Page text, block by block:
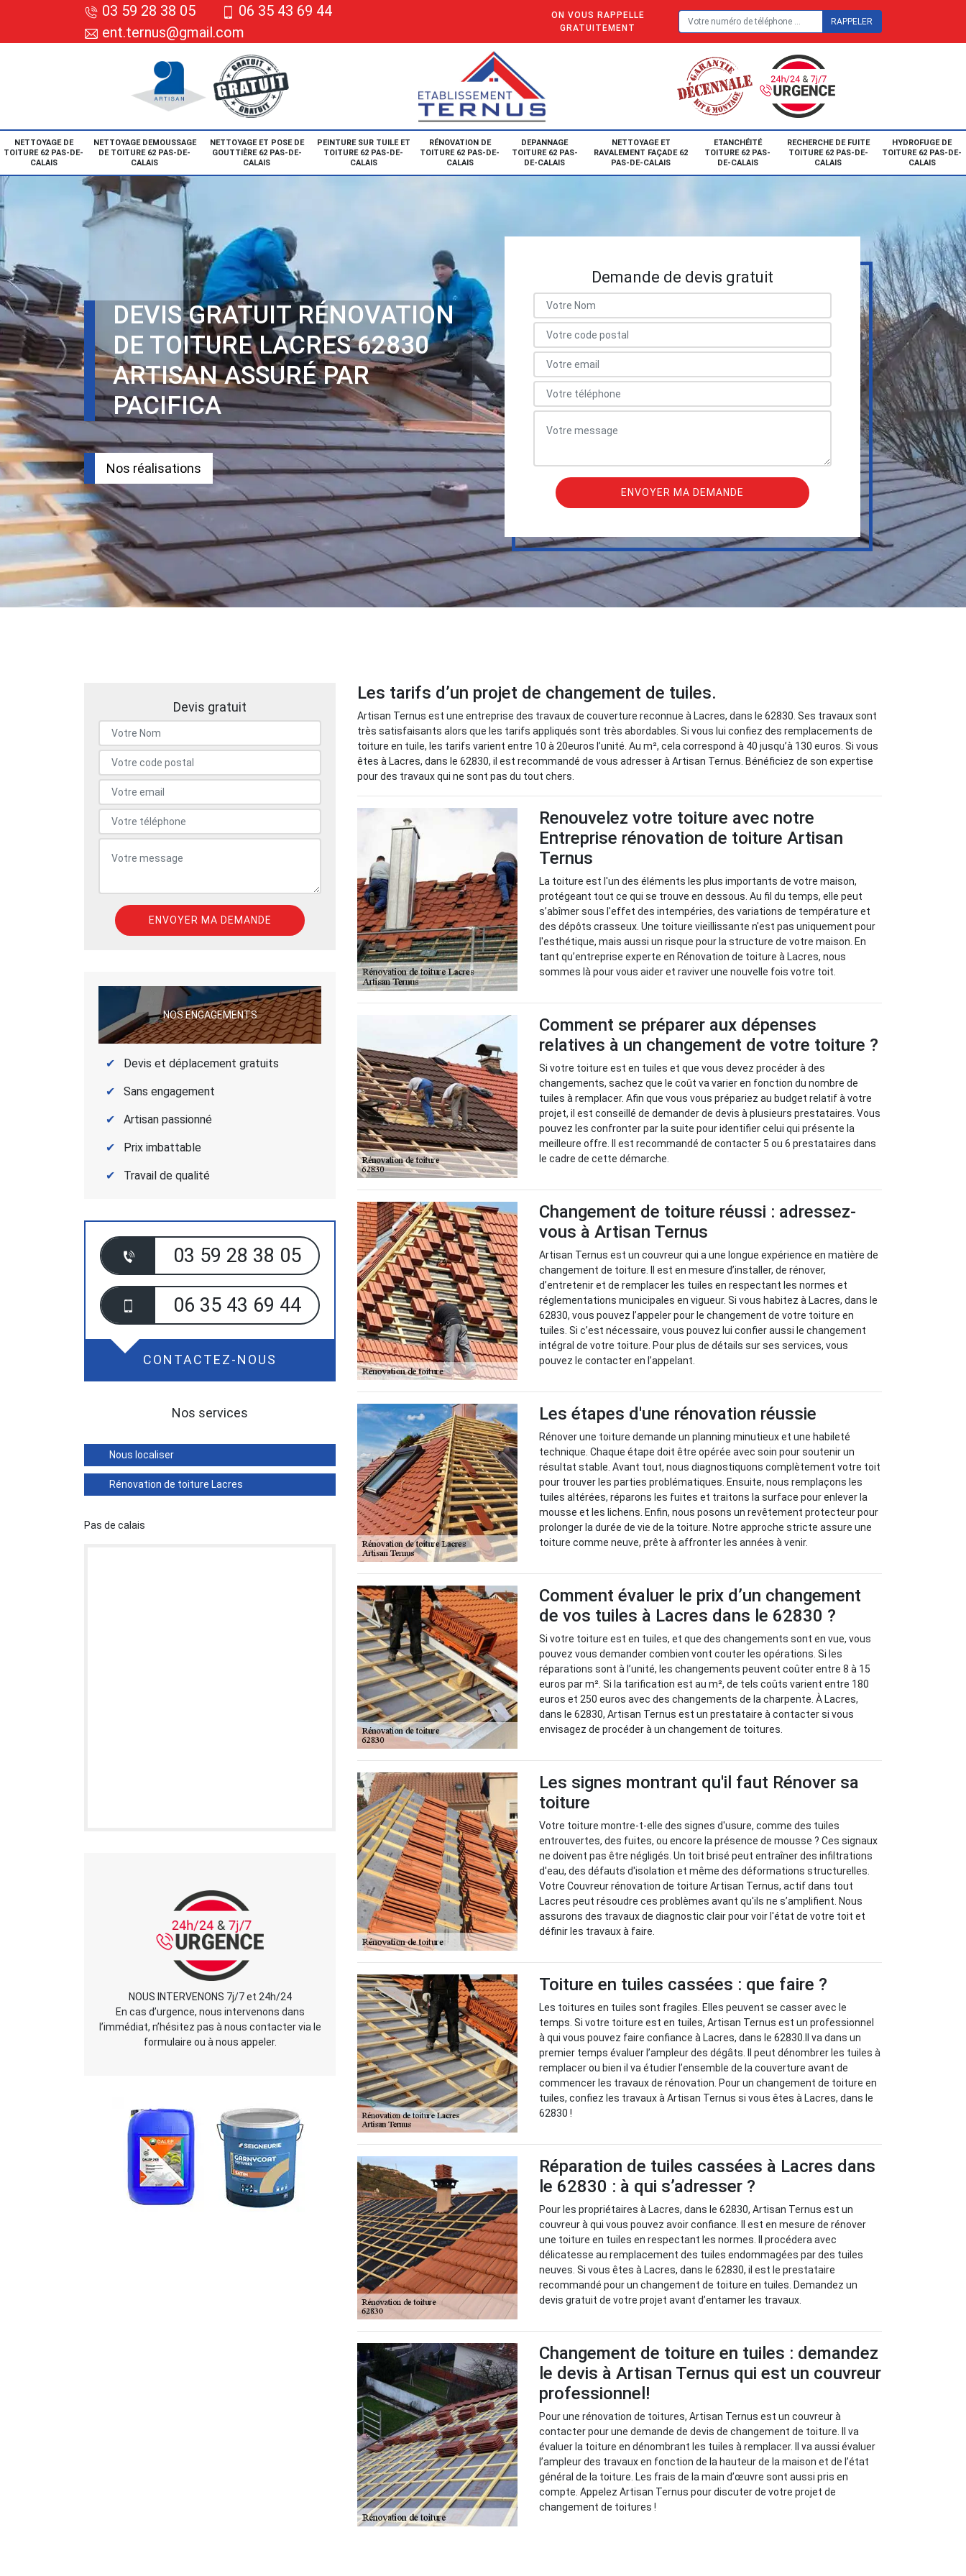
03 59 28 38 05
06 35 43 69 44
ent.ternus@gmail.com
ON VOUS RAPPELLE
GRATUITEMENT
NETTOYAGE DE
TOITURE 62 PAS-DE-
CALAIS
NETTOYAGE DEMOUSSAGE
DE TOITURE 62 PAS-DE-
CALAIS
NETTOYAGE ET POSE DE
GOUTTIÈRE 62 PAS-DE-
CALAIS
PEINTURE SUR TUILE ET
TOITURE 62 PAS-DE-
CALAIS
RÉNOVATION DE
TOITURE 62 PAS-DE-
CALAIS
DEPANNAGE
TOITURE 62 PAS-
DE-CALAIS
NETTOYAGE ET
RAVALEMENT FAÇADE 62
PAS-DE-CALAIS
ETANCHÉITÉ
TOITURE 62 PAS-
DE-CALAIS
RECHERCHE DE FUITE
TOITURE 62 PAS-DE-
CALAIS
HYDROFUGE DE
TOITURE 62 PAS-DE-
CALAIS
DEVIS GRATUIT RÉNOVATION
DE TOITURE LACRES 62830
ARTISAN ASSURÉ PAR
PACIFICA
Nos réalisations
Demande de devis gratuit
Devis gratuit
NOS ENGAGEMENTS
Devis et déplacement gratuits
Sans engagement
Artisan passionné
Prix imbattable
Travail de qualité
03 59 28 38 05
06 35 43 69 44
CONTACTEZ-NOUS
Nos services
Nous localiser
Rénovation de toiture Lacres
Pas de calais
NOUS INTERVENONS 7j/7 et 24h/24
En cas d’urgence, nous intervenons dans
l’immédiat, n’hésitez pas à nous contacter via le
formulaire ou à nous appeler.
Les tarifs d’un projet de changement de tuiles.
Artisan Ternus est une entreprise des travaux de couverture reconnue à Lacres, dans le 62830. Ses travaux sont
très satisfaisants alors que les tarifs appliqués sont très abordables. Si vous lui confiez des remplacements de
toiture en tuile, les tarifs varient entre 10 à 20euros l’unité. Au m², cela correspond à 40 jusqu’à 130 euros. Si vous
êtes à Lacres, dans le 62830, il est recommandé de vous adresser à Artisan Ternus. Bénéficiez de son expertise
pour des travaux qui ne sont pas du tout chers.
Renouvelez votre toiture avec notre
Entreprise rénovation de toiture Artisan
Ternus
La toiture est l'un des éléments les plus importants de votre maison,
protégeant tout ce qui se trouve en dessous. Au fil du temps, elle peut
s’abîmer sous l'effet des intempéries, des variations de température et
des dépôts crasseux. Une toiture vieillissante n'est pas uniquement pour
l'esthétique, mais aussi un risque pour la structure de votre maison. En
tant qu’entreprise experte en Rénovation de toiture à Lacres, nous
sommes là pour vous aider et raviver une nouvelle fois votre toit.
Comment se préparer aux dépenses
relatives à un changement de votre toiture ?
Si votre toiture est en tuiles et que vous devez procéder à des
changements, sachez que le coût va varier en fonction du nombre de
tuiles à remplacer. Afin que vous vous prépariez au budget relatif à votre
projet, il est conseillé de demander de devis à plusieurs prestataires. Vous
pouvez les confronter par la suite pour identifier celui qui présente la
meilleure offre. Il est recommandé de contacter 5 ou 6 prestataires dans
le cadre de cette démarche.
Changement de toiture réussi : adressez-
vous à Artisan Ternus
Artisan Ternus est un couvreur qui a une longue expérience en matière de
changement de toiture. Il est en mesure d’installer, de rénover,
d’entretenir et de remplacer les tuiles en respectant les normes et
réglementations municipales en vigueur. Si vous habitez à Lacres, dans le
62830, vous pouvez l’appeler pour le changement de votre toiture en
tuiles. Si c’est nécessaire, vous pouvez lui confier aussi le changement
intégral de votre toiture. Pour plus de détails sur ses services, vous
pouvez le contacter en l’appelant.
Les étapes d'une rénovation réussie
Rénover une toiture demande un planning minutieux et une habileté
technique. Chaque étape doit être opérée avec soin pour soutenir un
résultat stable. Avant tout, nous diagnostiquons complètement votre toit
pour trouver les parties problématiques. Ensuite, nous remplaçons les
tuiles altérées, réparons les fuites et traitons la surface pour enlever la
mousse et les lichens. Enfin, nous posons un revêtement protecteur pour
prolonger la durée de vie de la toiture. Notre approche stricte assure une
toiture comme neuve, prête à affronter les années à venir.
Comment évaluer le prix d’un changement
de vos tuiles à Lacres dans le 62830 ?
Si votre toiture est en tuiles, et que des changements sont en vue, vous
pouvez vous demander combien vont couter les opérations. Si les
réparations sont à l’unité, les changements peuvent coûter entre 8 à 15
euros par m². Si la tarification est au m², de tels coûts varient entre 180
euros et 250 euros avec des changements de la charpente. À Lacres,
dans le 62830, Artisan Ternus est un prestataire à contacter si vous
envisagez de procéder à un changement de toitures.
Les signes montrant qu'il faut Rénover sa
toiture
Votre toiture montre-t-elle des signes d'usure, comme des tuiles
entrouvertes, des fuites, ou encore la présence de mousse ? Ces signaux
ne doivent pas être négligés. Un toit brisé peut entraîner des infiltrations
d'eau, des défauts d'isolation et même des déformations structurelles.
Votre Couvreur rénovation de toiture Artisan Ternus, actif dans tout
Lacres peut résoudre ces problèmes avant qu'ils ne s’amplifient. Nous
assurons des travaux de diagnostic clair pour voir l'état de votre toit et
définir les travaux à faire.
Toiture en tuiles cassées : que faire ?
Les toitures en tuiles sont fragiles. Elles peuvent se casser avec le
temps. Si votre toiture est en tuiles, Artisan Ternus est un professionnel
à qui vous pouvez faire confiance à Lacres, dans le 62830.Il va dans un
premier temps évaluer l’ampleur des dégâts. Il peut dénombrer les tuiles à
remplacer ou bien il va étudier l’ensemble de la couverture avant de
commencer les travaux de rénovation. Pour un changement de toiture en
tuiles, confiez les travaux à Artisan Ternus si vous êtes à Lacres, dans le
62830 !
Réparation de tuiles cassées à Lacres dans
le 62830 : à qui s’adresser ?
Pour les propriétaires à Lacres, dans le 62830, Artisan Ternus est un
couvreur à qui vous pouvez avoir confiance. Il est en mesure de rénover
une toiture en tuiles en respectant les normes. Il procédera avec
délicatesse au remplacement des tuiles endommagées par des tuiles
neuves. Si vous êtes à Lacres, dans le 62830, il est le prestataire
recommandé pour un changement de toiture en tuiles. Demandez un
devis gratuit de votre projet avant d’entamer les travaux.
Changement de toiture en tuiles : demandez
le devis à Artisan Ternus qui est un couvreur
professionnel!
Pour une rénovation de toitures, Artisan Ternus est un couvreur à
contacter pour une demande de devis de changement de toiture. Il va
évaluer la toiture en dénombrant les tuiles à remplacer. Il va aussi évaluer
l’ampleur des travaux en fonction de la hauteur de la maison et de l’état
général de la toiture. Les frais de la main d’œuvre sont aussi pris en
compte. Appelez Artisan Ternus pour discuter de votre projet de
changement de toitures !